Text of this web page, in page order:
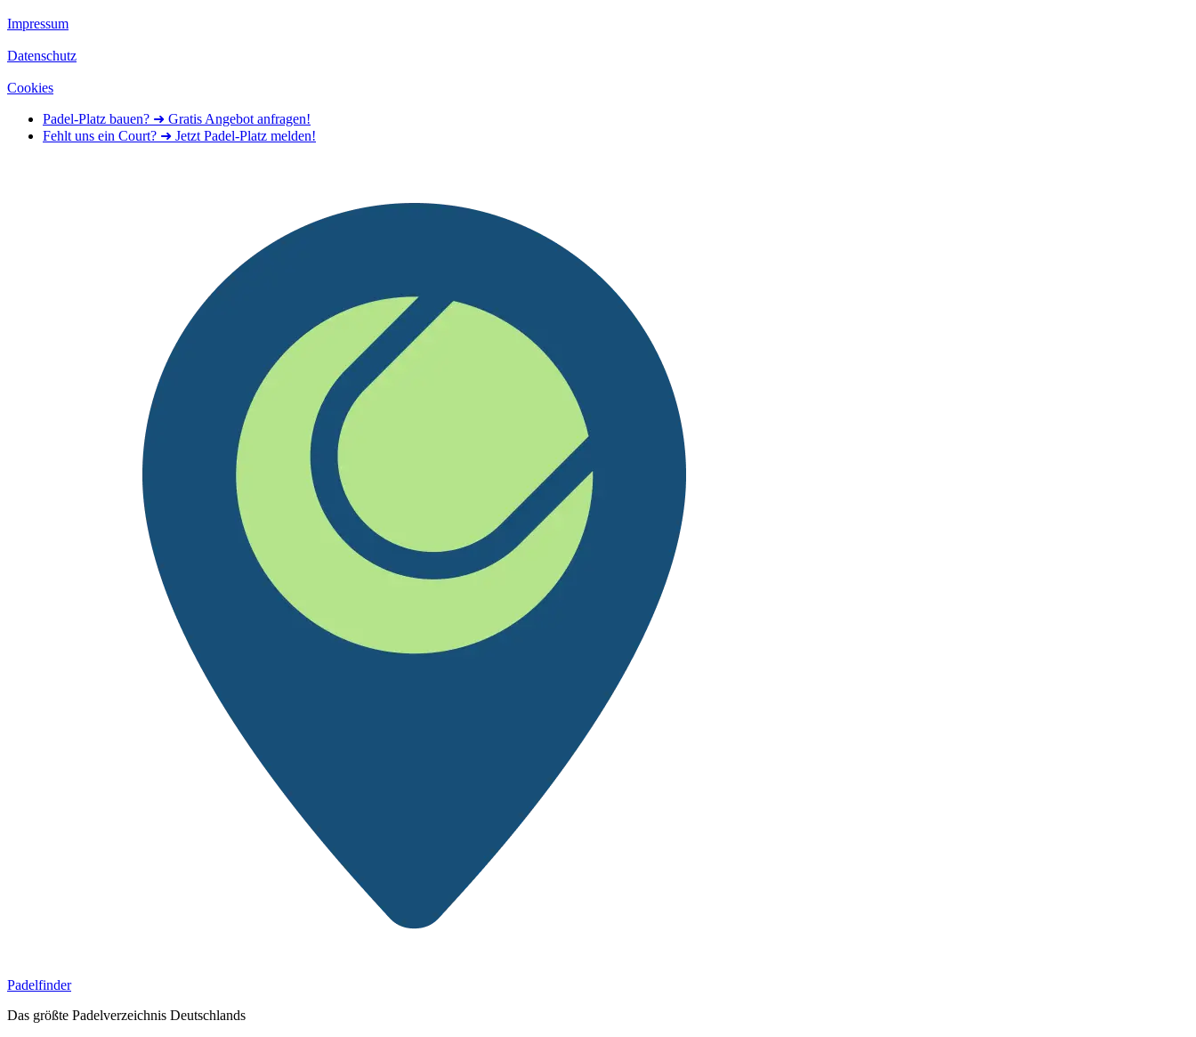
Impressum
Datenschutz
Cookies
Padel-Platz bauen? ➜ Gratis Angebot anfragen!
Fehlt uns ein Court? ➜ Jetzt Padel-Platz melden!
Padelfinder
Das größte Padelverzeichnis Deutschlands